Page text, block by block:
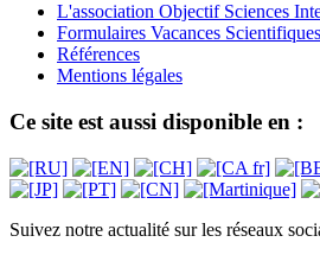
L'association Objectif Sciences
Formulaires Vacances Scientifiques
Références
Mentions légales
Ce site est aussi disponible en :
Suivez notre actualité sur les réseaux